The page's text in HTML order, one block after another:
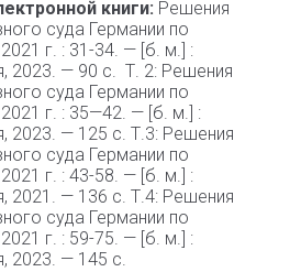
книги: Решения
суда Германии по
г. : 31-34. — [б. м.] :
2023. — 90 с. Т. 2: Решения
суда Германии по
г. : 35—42. — [б. м.] :
2023. — 125 с. Т.3: Решения
суда Германии по
г. : 43-58. — [б. м.] :
2021. — 136 с. Т.4: Решения
суда Германии по
г. : 59-75. — [б. м.] :
2023. — 145 с.